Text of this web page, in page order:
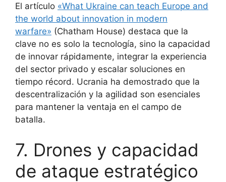
El artículo «What Ukraine can teach Europe and
the world about innovation in modern
warfare» (Chatham House) destaca que la
clave no es solo la tecnología, sino la capacidad
de innovar rápidamente, integrar la experiencia
del sector privado y escalar soluciones en
tiempo récord. Ucrania ha demostrado que la
descentralización y la agilidad son esenciales
para mantener la ventaja en el campo de
batalla.
7. Drones y capacidad
de ataque estratégico